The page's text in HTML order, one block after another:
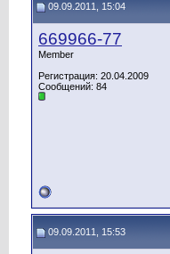
09.09.2011, 15:04
669966-77
Member
Регистрация: 20.04.2009
Сообщений: 84
09.09.2011, 15:53